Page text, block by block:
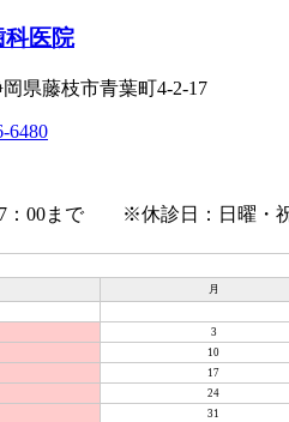
県藤枝市青葉町4-2-17
：00まで ※休診日：日曜・
月
3
10
17
24
31